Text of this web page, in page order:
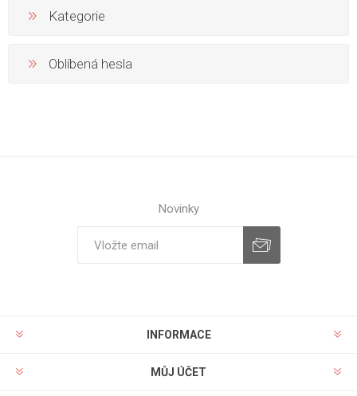
Kategorie
Oblíbená hesla
Novinky
INFORMACE
MŮJ ÚČET